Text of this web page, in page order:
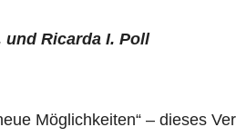
und Ricarda I. Poll
Möglichkeiten“ – dieses